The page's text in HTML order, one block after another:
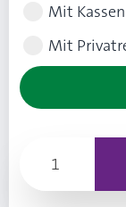
Mit
Mit